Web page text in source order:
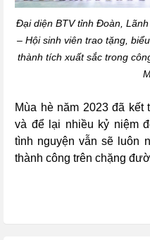
Đại diện BTV tỉnh Đoàn,
– Hội sinh viên trao tặng,
thành tích xuất sắc trong
Mùa hè năm 2023 đã
và để lại nhiều kỷ niệm
tình nguyện vẫn sẽ luôn
thành công trên chặng